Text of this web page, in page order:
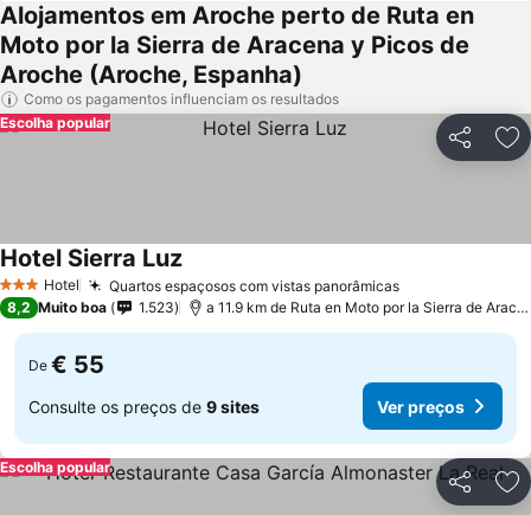
Alojamentos em Aroche perto de Ruta en
Moto por la Sierra de Aracena y Picos de
Aroche (Aroche, Espanha)
Como os pagamentos influenciam os resultados
Partilhar
Escolha popular
3 EstrelasHotel Quartos espaçosos com vistas panorâmicasVer preços
Hotel Sierra LuzVer preços
8,2 Muito boa 1.523 a 11.9 km de Ruta en Moto por la Sierra de
De € 55
Consulte os preços de 9 sites Ver preços
Partilhar
Escolha popular